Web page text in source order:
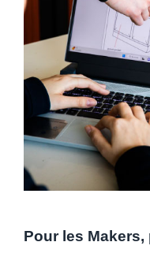
Pour les Makers,